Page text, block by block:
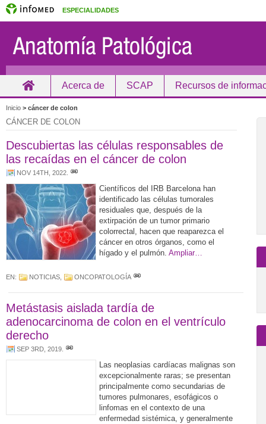
ESPECIALIDADES
Acerca de SCAP Recursos de
Inicio > cáncer de colon
CÁNCER DE COLON
Descubiertas las células responsables de
las recaídas en el cáncer de colon
NOV 14TH, 2022
Científicos del IRB Barcelona han
identificado las células tumorales
residuales que, después de la
extirpación de un tumor primario
colorrectal, hacen que reaparezca el
cáncer en otros órganos, como el
hígado y el pulmón. Ampliar…
EN: NOTICIAS ONCOPATOLOGÍA
Metástasis aislada tardía de
adenocarcinoma de colon en el ventrículo
derecho
SEP 3RD, 2019
Las neoplasias cardíacas malignas son
excepcionalmente raras; se presentan
principalmente como secundarias de
tumores pulmonares, esofágicos o
linfomas en el contexto de una
enfermedad sistémica, y generalmente